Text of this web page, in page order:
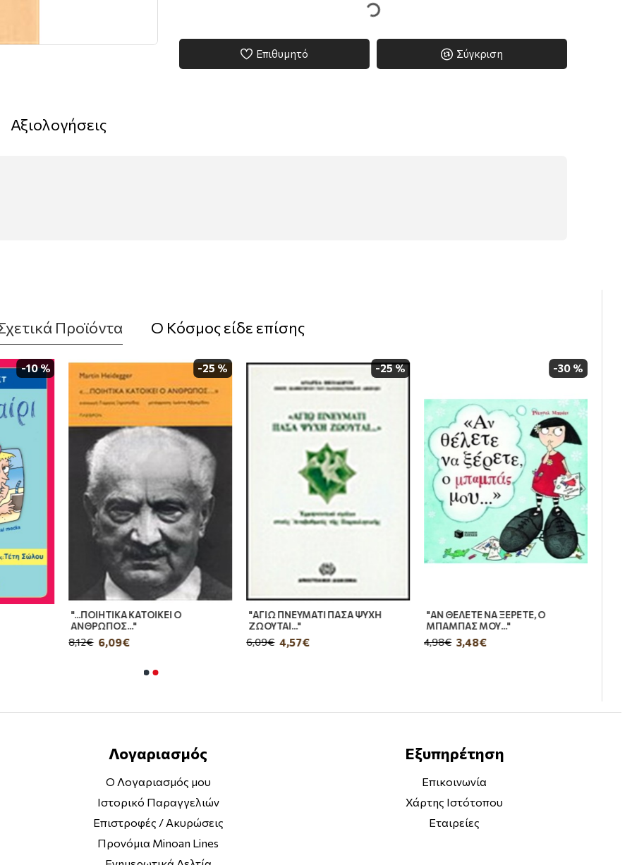
Επιθυμητό Σύγκριση
Αξιολογήσεις
Προϊόντα Ο Κόσμος είδε επίσης
-10 % -25 %
"...ΠΟΙΗΤΙΚΑ ΚΑΤΟΙΚΕΙ Ο
ΑΝΘΡΩΠΟΣ..."
6,09€
8,12€
-25 %
"ΑΓΙΩ ΠΝΕΥΜΑΤΙ ΠΑΣΑ ΨΥΧΗ
ΖΩΟΥΤΑΙ..."
4,57€
6,09€
-30 %
"ΑΝ ΘΕΛΕΤΕ ΝΑ ΞΕΡΕΤΕ, Ο
ΜΠΑΜΠΑΣ ΜΟΥ..."
3,48€
4,98€
Λογαριασμός
Ο Λογαριασμός μου
Ιστορικό Παραγγελιών
Επιστροφές / Ακυρώσεις
Προνόμια Minoan Lines
Εξυπηρέτηση
Επικοινωνία
Χάρτης Ιστότοπου
Εταιρείες